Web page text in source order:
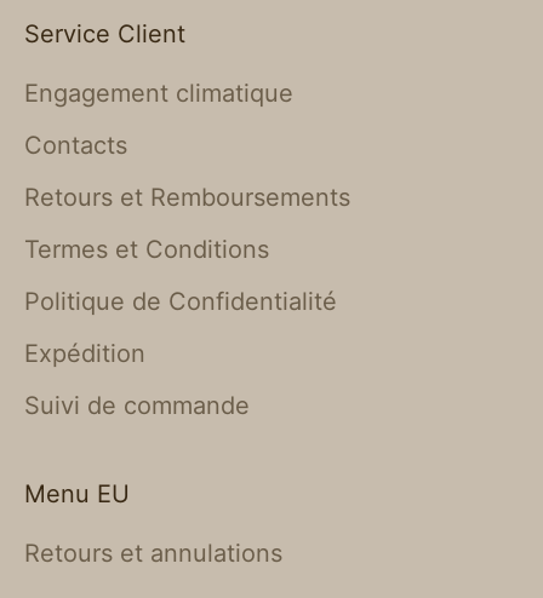
Service Client
Engagement climatique
Contacts
Retours et Remboursements
Termes et Conditions
Politique de Confidentialité
Expédition
Suivi de commande
Menu EU
Retours et annulations